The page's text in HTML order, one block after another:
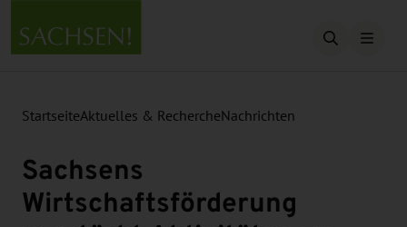
Suche
StartseiteAktuelles & RechercheNachrichten
Sachsens
Wirtschaftsförderung